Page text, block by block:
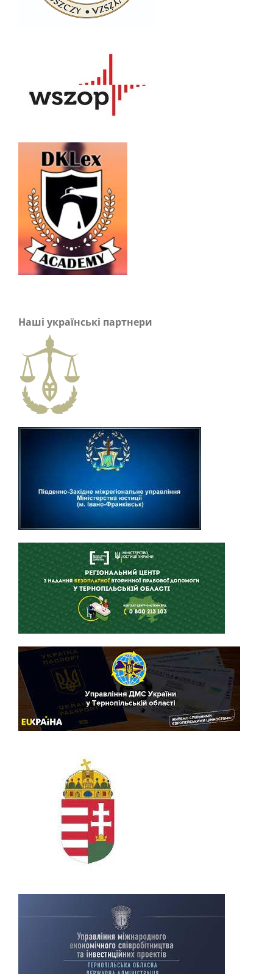
Наші українські партнери